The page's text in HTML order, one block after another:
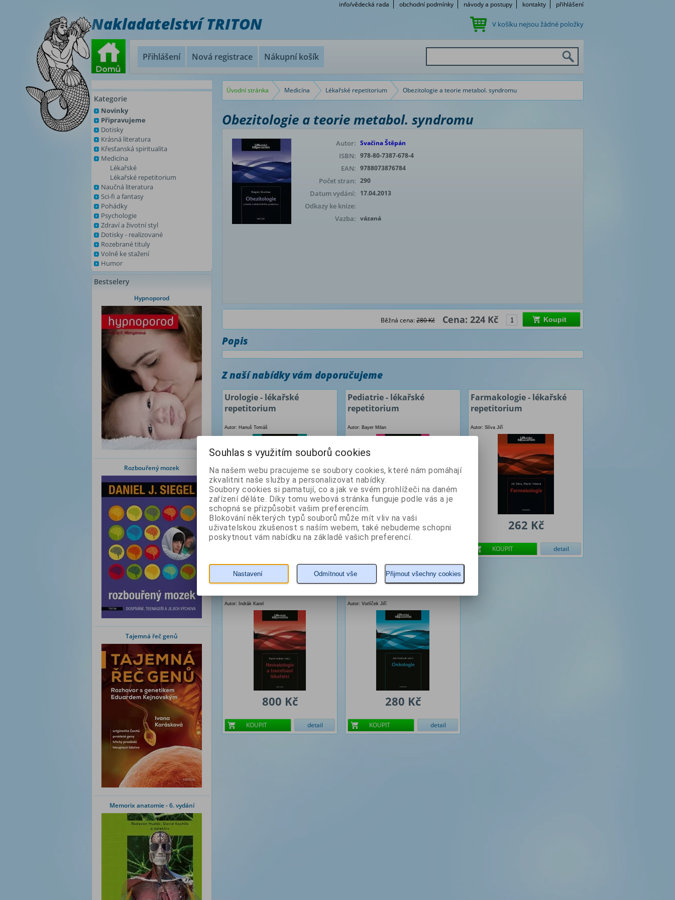
info/vědecká rada obchodní podmínky návody a postupy kontakty přihlášení
Nakladatelství TRITON V košíku nejsou žádné položky
Přihlášení Nová registrace Nákupní košík
Kategorie
Novinky
Připravujeme
Dotisky
Krásná literatura
Křesťanská spiritualita
Medicína
Lékařské
Lékařské repetitorium
Naučná literatura
Sci-fi a fantasy
Pohádky
Psychologie
Zdraví a životní styl
Dotisky - realizované
Rozebrané tituly
Volně ke stažení
Humor
Bestselery
Hypnoporod
Rozbouřený mozek
Tajemná řeč genů
Memorix anatomie - 6. vydání
Úvodní stránka Medicína Lékařské repetitorium Obezitologie a teorie metabol. syndromu
Obezitologie a teorie metabol. syndromu
Autor: Svačina Štěpán
ISBN: 978-80-7387-678-4
EAN: 9788073876784
Počet stran: 290
Datum vydání: 17.04.2013
Odkazy ke knize:
Vazba: vázaná
Běžná cena:280 Kč Cena: 224 Kč Koupit
Popis
Z naší nabídky vám doporučujeme
Urologie - lékařské
repetitorium
Autor: Hanuš Tomáš
240 Kč
Pediatrie - lékařské
repetitorium
Autor: Bayer Milan
320 Kč
Farmakologie - lékařské
repetitorium
Autor: Slíva Jiří
262 Kč
KOUPIT detail
Hematologie a transfuzní
lékařství - LR
Autor: Indrák Karel
800 Kč
KOUPIT detail
Onkologie - Lékařské
repetitorium
Autor: Vorlíček Jiří
280 Kč
KOUPIT detail
Souhlas s využitím souborů cookies
Na našem webu pracujeme se soubory cookies, které nám pomáhají
zkvalitnit naše služby a personalizovat nabídky.
Soubory cookies si pamatují, co a jak ve svém prohlížeči na daném
zařízení děláte. Díky tomu webová stránka funguje podle vás a je
schopná se přizpůsobit vašim preferencím.
Blokování některých typů souborů může mít vliv na vaši
uživatelskou zkušenost s naším webem, také nebudeme schopni
poskytnout vám nabídku na základě vašich preferencí.
Nastavení Odmítnout vše Přijmout všechny cookies